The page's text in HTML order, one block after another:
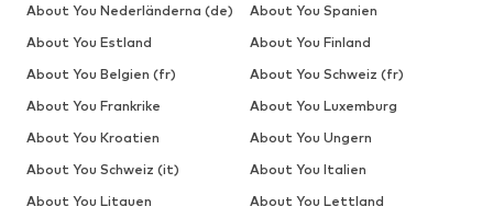
About You Nederländerna (de)
About You Spanien
About You Estland
About You Finland
About You Belgien (fr)
About You Schweiz (fr)
About You Frankrike
About You Luxemburg
About You Kroatien
About You Ungern
About You Schweiz (it)
About You Italien
About You Litauen
About You Lettland